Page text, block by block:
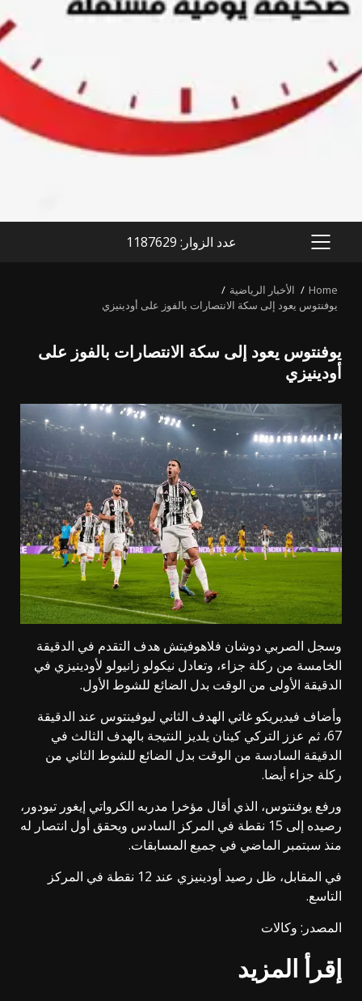
PRIMARY
عدد الزوار: 1187629
Home
الأخبار الرياضية
يوفنتوس يعود إلى سكة الانتصارات بالفوز على أودينيزي
يوفنتوس يعود إلى سكة الانتصارات بالفوز على
أودينيزي
وسجل الصربي دوشان فلاهوفيتش هدف التقدم في الدقيقة
الخامسة من ركلة جزاء، وتعادل نيكولو زانيولو لأودينيزي في
الدقيقة الأولى من الوقت بدل الضائع للشوط الأول.
وأضاف فيديريكو غاتي الهدف الثاني ليوفينتوس عند الدقيقة
67، ثم عزز التركي كينان يلديز النتيجة بالهدف الثالث في
الدقيقة السادسة من الوقت بدل الضائع للشوط الثاني من
ركلة جزاء أيضا.
ورفع يوفنتوس، الذي أقال مؤخرا مدربه الكرواتي إيغور تيودور،
رصيده إلى 15 نقطة في المركز السادس ويحقق أول انتصار له
منذ سبتمبر الماضي في جميع المسابقات.
في المقابل، ظل رصيد أودينيزي عند 12 نقطة في المركز
التاسع.
المصدر: وكالات
إقرأ المزيد